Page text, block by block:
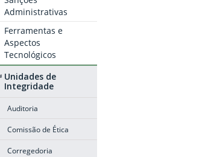
Administrativas
Ferramentas e
Aspectos
Tecnológicos
Unidades de
Integridade
Auditoria
Comissão de Ética
Corregedoria